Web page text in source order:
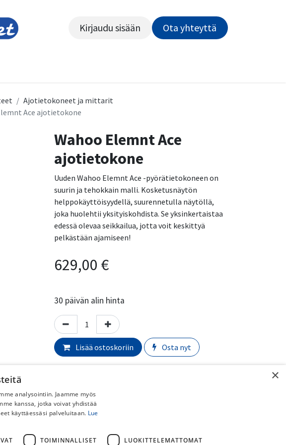
Kirjaudu sisään Ota yhteyttä​​​​​​
Ajotietokoneet ja mittarit
Ace ajotietokone
Wahoo Elemnt Ace
ajotietokone
Uuden Wahoo Elemnt Ace -pyörätietokoneen on
suurin ja tehokkain malli. Kosketusnäytön
helppokäyttöisyydellä, suurennetulla näytöllä,
joka huolehtii yksityiskohdista. Se yksinkertaistaa
edessä olevaa seikkailua, jotta voit keskittyä
pelkästään ajamiseen!
629,00 €
30 päivän alin hinta
Lisää ostoskoriin Osta nyt
Valmistaja:Wahoo
Normaali toimitusaika: ​​​2-5 arkipäivää
×
analysointiin. Jaamme myös
kanssa, jotka voivat yhdistää
käyttäessäsi palveluitaan. Lue
TOIMINNALLISET LUOKITTELEMATTOMAT